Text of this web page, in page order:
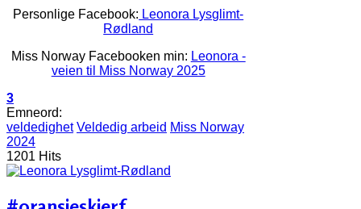
Personlige Facebook: Leonora Lysglimt-
Rødland
Miss Norway Facebooken min: Leonora -
veien til Miss Norway 2025
3
Emneord:
veldedighet Veldedig arbeid Miss Norway
2024
1201 Hits